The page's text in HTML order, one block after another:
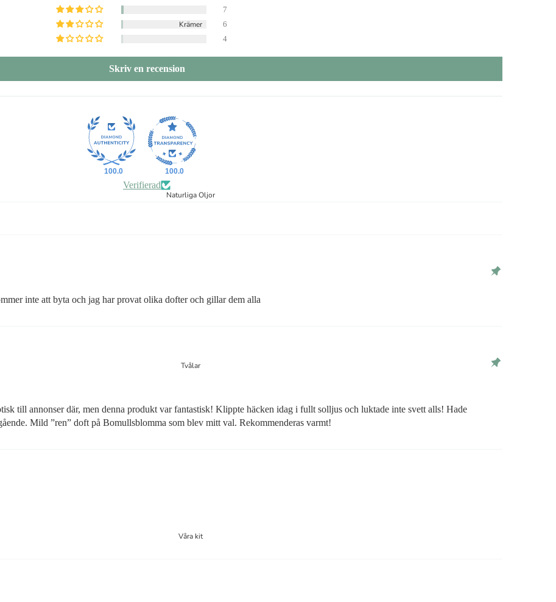
Krämer
Naturliga Oljor
Tvålar
Våra kit
7
6
4
Skriv en recension
100.0 100.0
Verifierad
inte att byta och jag har provat olika dofter och gillar dem alla
till annonser där, men denna produkt var fantastisk! Klippte häcken idag i fullt solljus och luktade inte svett alls! Hade
Mild ”ren” doft på Bomullsblomma som blev mitt val. Rekommenderas varmt!